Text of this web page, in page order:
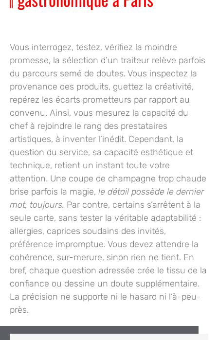
Vous interrogez, testez, vérifiez la moindre
promesse, la sélection d’un traiteur relève parfois
du parcours semé de doutes. Vous inspectez la
provenance des produits, guettez la créativité,
repérez les écarts prometteurs par rapport au
convenu. Ainsi, vous mesurez la capacité du
chef à rejoindre le rang des prestataires
artistiques, à inventer l’inédit. Cependant, la
question du service, sa capacité esthétique et
technique, retient un instant toute votre
attention. Une coupe de champagne trop chaude
brise parfois la magie, le détail possède le dernier
mot, toujours. Par contre, certains s’arrêtent à la
seule carte, sans tester la véritable adaptabilité :
allergies, caprices soudains des invités,
préférence impromptue. Vous devez attendre la
cohérence, sur-merure, sinon rien ne tient. En
bref, chaque question adressée crée le tissu de la
confiance ou dessine un doute supplémentaire.
La précision ne supporte ni le hasard ni l’à-peu-
près.